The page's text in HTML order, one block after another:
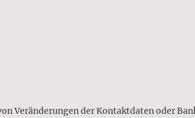
Veränderungen der Kontaktdaten oder